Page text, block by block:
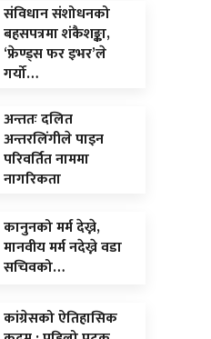
संविधान संशोधनको
बहसपत्रमा शंकैशङ्का,
‘फ्रेण्ड्स फर इभर’ले
गर्यो…
अन्ततः दलित
अन्तरलिंगीले पाइन
परिवर्तित नाममा
नागरिकता
कानुनको मर्म देख्ने,
मानवीय मर्म नदेख्ने वडा
सचिवको…
कांग्रेसको ऐतिहासिक